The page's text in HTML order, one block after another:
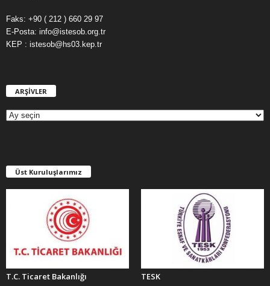
Faks: +90 ( 212 ) 660 29 97
E-Posta: info@istesob.org.tr
KEP : istesob@hs03.kep.tr
ARŞİVLER
E
R
Üst Kuruluşlarımız
T.C. Ticaret Bakanlığı TESK